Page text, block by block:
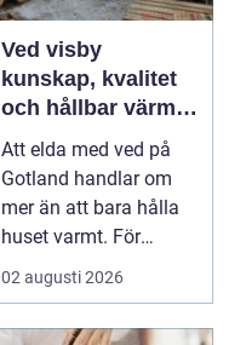
Ved visby
kunskap, kvalitet
och hållbar värme
på gotland
Att elda med ved på
Gotland handlar om
mer än att bara hålla
huset varmt. För
många är brasan i
kami...
02 augusti 2026